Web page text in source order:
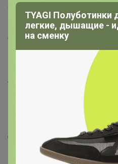
Защита покупателя
Помощь
О нас
Анонсы
Самое выгодное
Хиты продаж
TYAGI Полуботинки
легкие, дышащие -
на сменку